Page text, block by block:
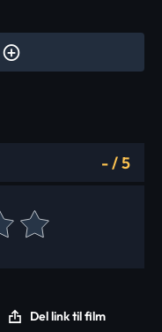
-/5
Del link til film